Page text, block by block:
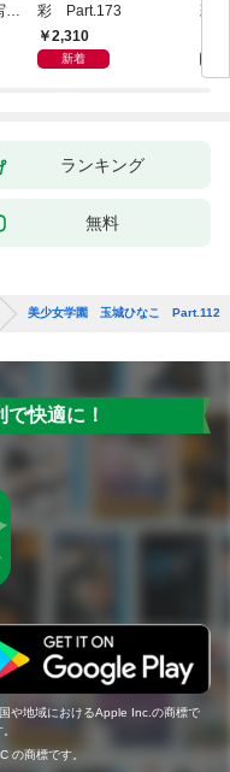
彩 Part.173
2,310
新着
彩
ランキング
無料
美少女学園 玉城ひなこ Part.112
快適に！
や地域におけるApple Inc.の商標で
の商標です。